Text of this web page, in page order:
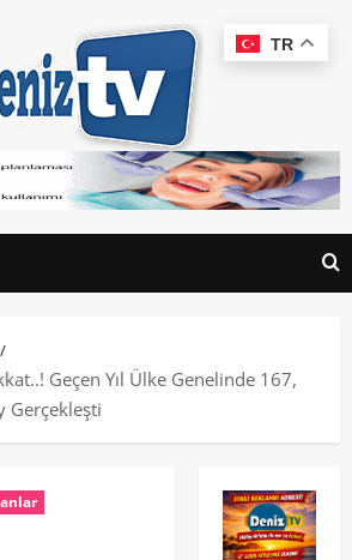
Geçen Yıl Ülke Genelinde 167,
Gerçekleşti
TR